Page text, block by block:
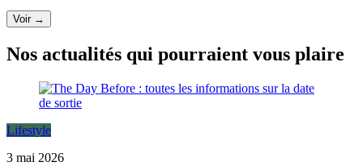
Voir →
Nos actualités qui pourraient vous plaire
Lifestyle
3 mai 2026